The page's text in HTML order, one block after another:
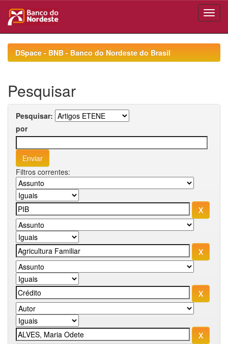
navigationDSpace - BNB - Banco do Nordeste do Brasil
Pesquisar
Pesquisar:
por
Filtros correntes: